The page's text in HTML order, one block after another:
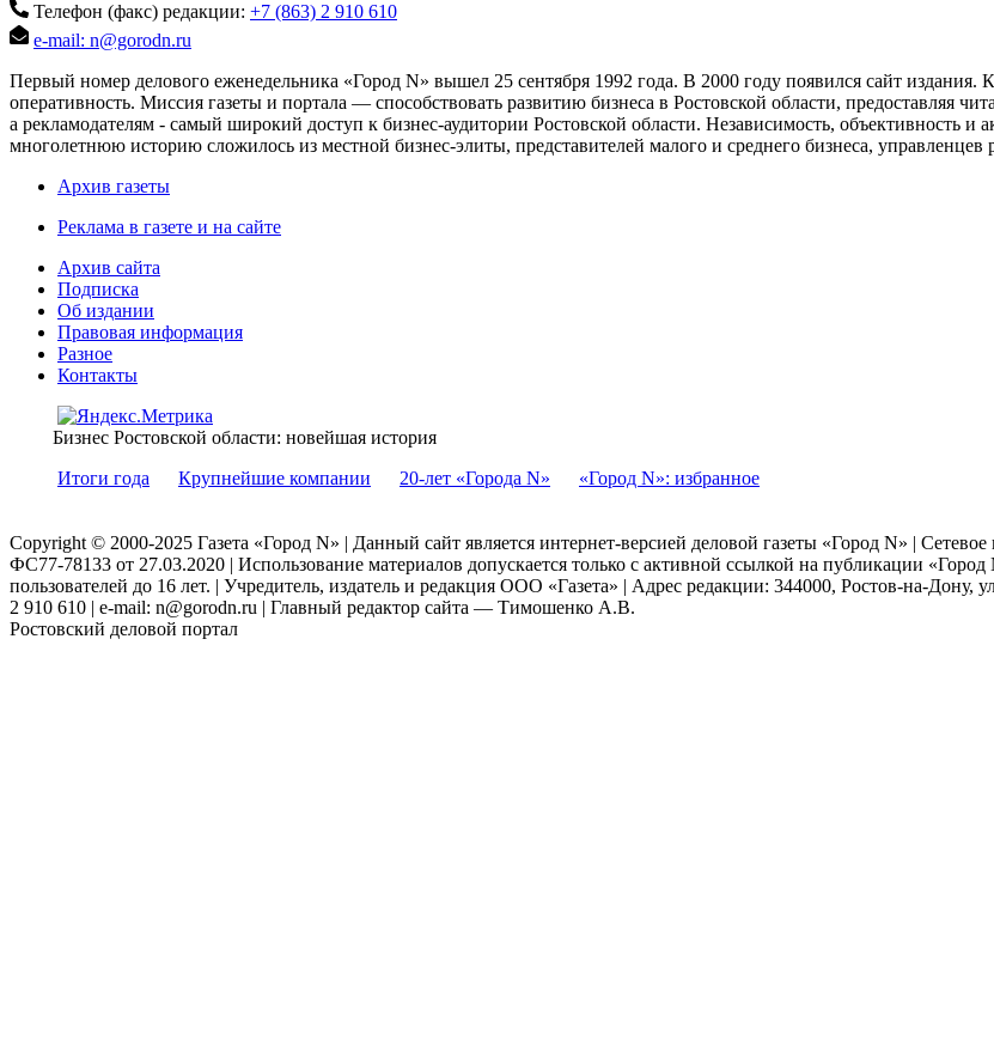
Телефон (факс) редакции: +7 (863) 2 910 610
e-mail: n@gorodn.ru
Первый номер делового еженедельника «Город N» вышел 25 сентября 1992 года. В 2000 году появился сайт
оперативность. Миссия газеты и портала — способствовать развитию бизнеса в Ростовской области, предоставляя
а рекламодателям - самый широкий доступ к бизнес-аудитории Ростовской области. Независимость, объективность и
многолетнюю историю сложилось из местной бизнес-элиты, представителей малого и среднего бизнеса, управленцев
Архив газеты
Реклама в газете и на сайте
Архив сайта
Подписка
Об издании
Правовая информация
Разное
Контакты
Бизнес Ростовской области: новейшая история
Итоги года
Крупнейшие компании 20-лет «Города N» «Город N»: избранное
Copyright © 2000-2025 Газета «Город N» | Данный сайт является интернет-версией деловой газеты «Город N» |
ФС77-78133 от 27.03.2020 | Использование материалов допускается только с активной ссылкой на публикации
пользователей до 16 лет. | Учредитель, издатель и редакция ООО «Газета» | Адрес редакции: 344000, Ростов-на-
2 910 610 | e-mail: n@gorodn.ru | Главный редактор сайта — Тимошенко А.В.
Ростовский деловой портал